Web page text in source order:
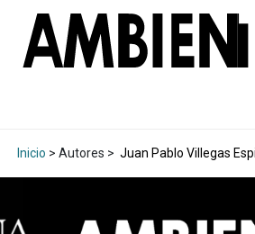
Inicio > Autores > Juan Pablo Villegas